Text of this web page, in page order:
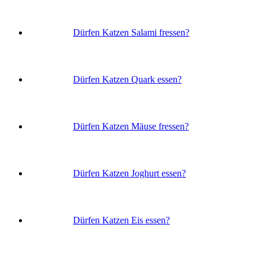
Dürfen Katzen Salami fressen?
Dürfen Katzen Quark essen?
Dürfen Katzen Mäuse fressen?
Dürfen Katzen Joghurt essen?
Dürfen Katzen Eis essen?